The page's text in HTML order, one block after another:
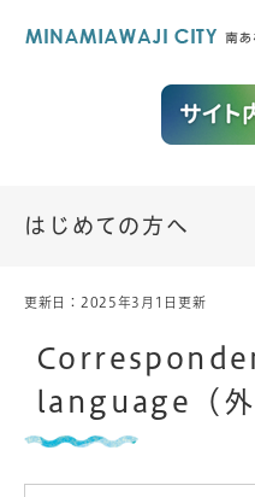
はじめての方へ
本
更新日：2025年3月1日更新
language（外